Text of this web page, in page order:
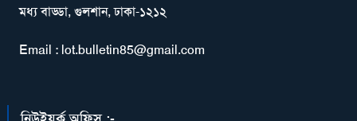
মধ্য বাড্ডা, গুলশান, ঢাকা-১২১২
Email : lot.bulletin85@gmail.com